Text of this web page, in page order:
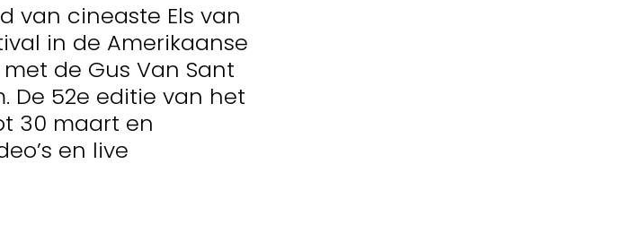
van cineaste Els van
in de Amerikaanse
de Gus Van Sant
De 52e editie van het
30 maart en
en live